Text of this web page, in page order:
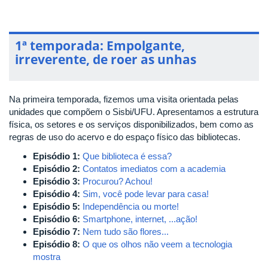
1ª temporada: Empolgante,
irreverente, de roer as unhas
Na primeira temporada, fizemos uma visita orientada pelas
unidades que compõem o Sisbi/UFU. Apresentamos a estrutura
física, os setores e os serviços disponibilizados, bem como as
regras de uso do acervo e do espaço físico das bibliotecas.
Episódio 1: Que biblioteca é essa?
Episódio 2: Contatos imediatos com a academia
Episódio 3: Procurou? Achou!
Episódio 4: Sim, você pode levar para casa!
Episódio 5: Independência ou morte!
Episódio 6: Smartphone, internet, ...ação!
Episódio 7: Nem tudo são flores...
Episódio 8: O que os olhos não veem a tecnologia
mostra